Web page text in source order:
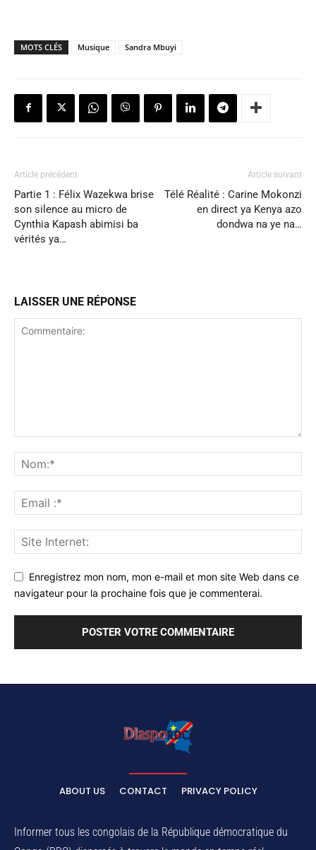
MOTS CLÉS Musique Sandra Mbuyi
Article précédent
Partie 1 : Félix Wazekwa brise
son silence au micro de
Cynthia Kapash abimisi ba
vérités ya…
Article suivant
Télé Réalité : Carine Mokonzi
en direct ya Kenya azo
dondwa na ye na…
LAISSER UNE RÉPONSE
Enregistrez mon nom, mon e-mail et mon site Web dans ce
navigateur pour la prochaine fois que je commenterai.
ABOUT US CONTACT PRIVACY POLICY
Informer tous les congolais de la République démocratique du